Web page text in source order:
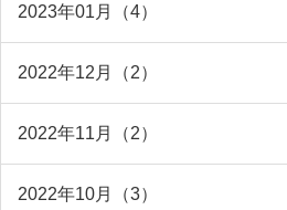
2023年01月（4）
2022年12月（2）
2022年11月（2）
2022年10月（3）